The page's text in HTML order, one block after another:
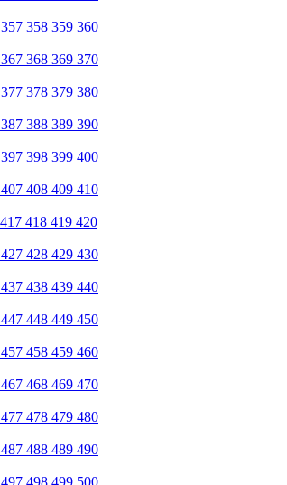
357 358 359 360
367 368 369 370
377 378 379 380
387 388 389 390
397 398 399 400
407 408 409 410
417 418 419 420
427 428 429 430
437 438 439 440
447 448 449 450
457 458 459 460
467 468 469 470
477 478 479 480
487 488 489 490
497 498 499 500